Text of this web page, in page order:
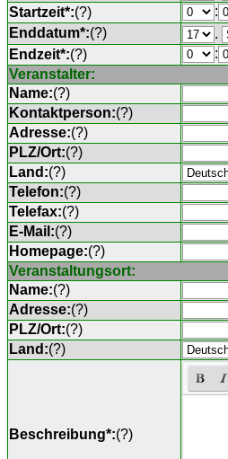
Startzeit*:(?)
:
Enddatum*:(?)
.
Endzeit*:(?)
:
Veranstalter:
Name:(?)
Kontaktperson:(?)
Adresse:(?)
PLZ/Ort:(?)
Land:(?)
Telefon:(?)
Telefax:(?)
E-Mail:(?)
Homepage:(?)
Veranstaltungsort:
Name:(?)
Adresse:(?)
PLZ/Ort:(?)
Land:(?)
Beschreibung*:(?)